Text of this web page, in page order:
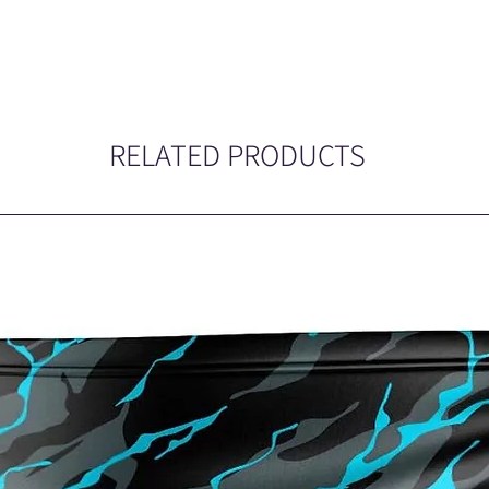
RELATED PRODUCTS